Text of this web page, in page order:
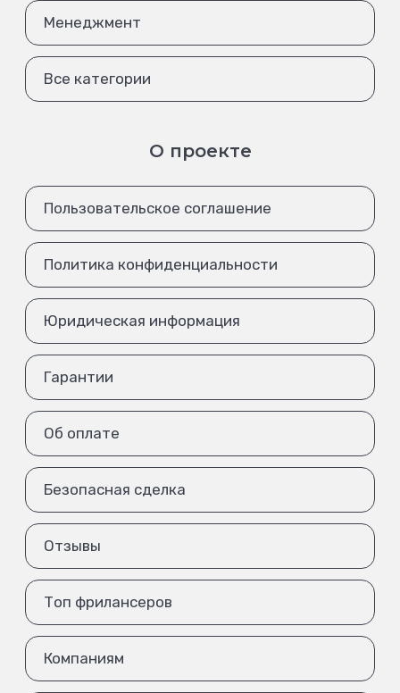
Менеджмент
Все категории
О проекте
Пользовательское соглашение
Политика конфиденциальности
Юридическая информация
Гарантии
Об оплате
Безопасная сделка
Отзывы
Топ фрилансеров
Компаниям